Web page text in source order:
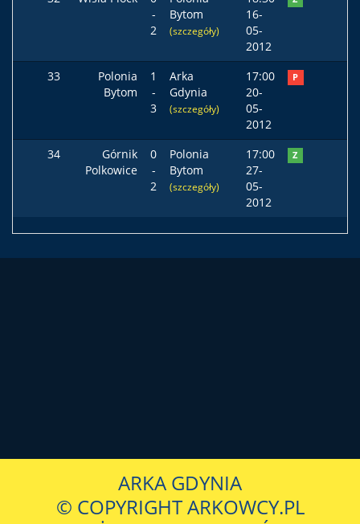
-
2
Bytom
(szczegóły)
16-
05-
2012
33
Polonia
Bytom
1
-
3
Arka
Gdynia
(szczegóły)
17:00
20-
05-
2012
P
34
Górnik
Polkowice
0
-
2
Polonia
Bytom
(szczegóły)
17:00
27-
05-
2012
Z
ARKA GDYNIA
© COPYRIGHT ARKOWCY.PL